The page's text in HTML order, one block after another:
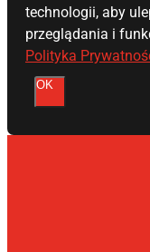
technologii, aby
przeglądania i
Polityka
OK